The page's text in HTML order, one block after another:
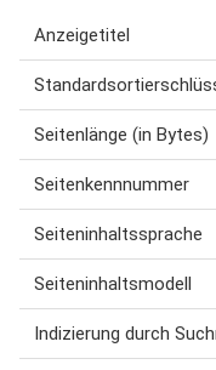
Anzeigetitel
Seitenlänge (in Bytes)
Seitenkennnummer
Seiteninhaltssprache
Seiteninhaltsmodell
Indizierung durch